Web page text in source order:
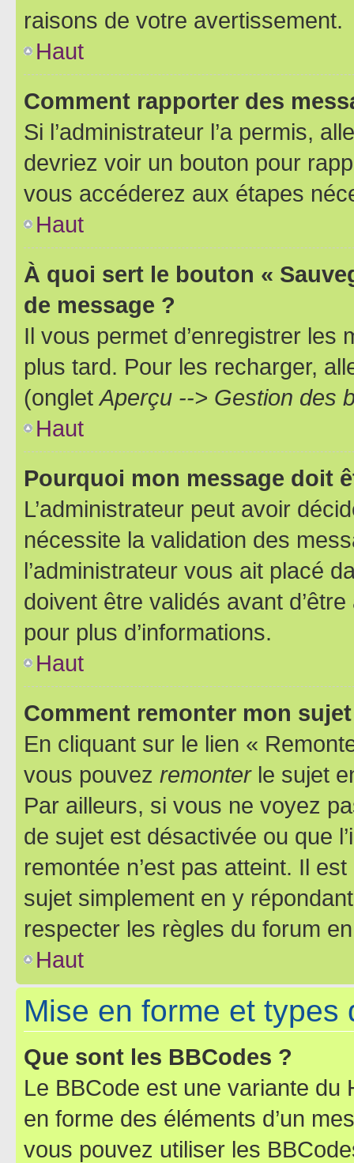
raisons de votre avertissement.
Haut
Comment rapporter des
Si l’administrateur l’a permis,
devriez voir un bouton pour
vous accéderez aux étapes
Haut
À quoi sert le bouton «
de message ?
Il vous permet d’enregistrer
plus tard. Pour les recharger,
(ongletAperçu --> Gestion des
Haut
Pourquoi mon message doit
L’administrateur peut avoir
nécessite la validation des
l’administrateur vous ait placé
doivent être validés avant
pour plus d’informations.
Haut
Comment remonter mon
En cliquant sur le lien «
vous pouvez remonterle sujet
Par ailleurs, si vous ne voyez
de sujet est désactivée ou que
remontée n’est pas atteint. Il
sujet simplement en y
respecter les règles du forum
Haut
Mise en forme et types
Que sont les BBCodes ?
Le BBCode est une variante du
en forme des éléments d’un
vous pouvez utiliser les